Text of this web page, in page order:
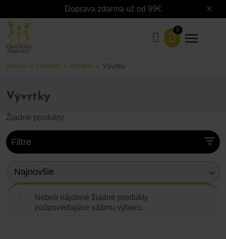
Doprava zdarma už od 99€
0
Domov > Obchod > Ostatné > Vývrtky
Vývrtky
Žiadne produkty.
Filtre
Najnovšie
Neboli nájdené žiadne produkty
zodpovedajúce vášmu výberu.